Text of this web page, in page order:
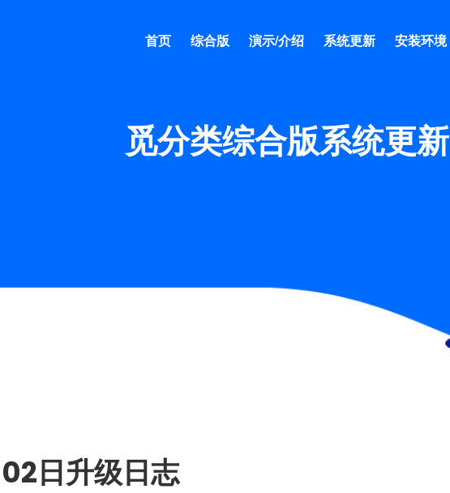
首页 综合版 演示/介绍 系统更新 安装环境
觅分类综合版系统更新
日升级日志